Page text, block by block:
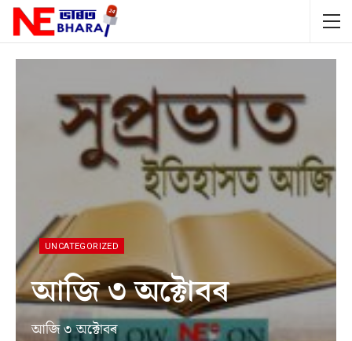
UNCATEGORIZED
আজি ৩ অক্টোবৰ
আজি ৩ অক্টোবৰ